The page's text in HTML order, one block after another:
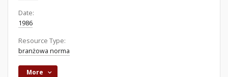
Date:
1986
Resource Type:
branżowa norma
More